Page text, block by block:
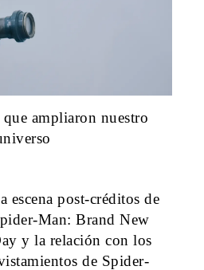
ampliaron nuestro
escena post-créditos de
Man: Brand New
y la relación con los
de Spider-